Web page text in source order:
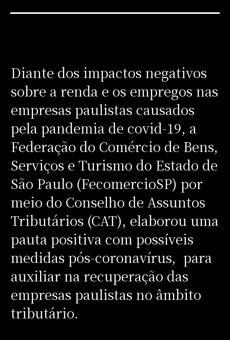
Diante dos impactos negativos
sobre a renda e os empregos nas
empresas paulistas causados
pela pandemia de covid-19, a
Federação do Comércio de Bens,
Serviços e Turismo do Estado de
São Paulo (FecomercioSP) por
meio do Conselho de Assuntos
Tributários (CAT), elaborou uma
pauta positiva com possíveis
medidas pós-coronavírus, para
auxiliar na recuperação das
empresas paulistas no âmbito
tributário.